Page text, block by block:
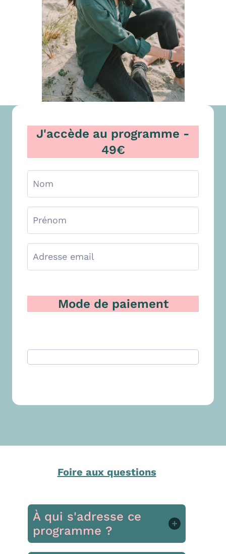
J'accède au programme -
49€
Mode de paiement
Foire aux questions
À qui s'adresse ce
programme ?
Ce programme est conçu pour